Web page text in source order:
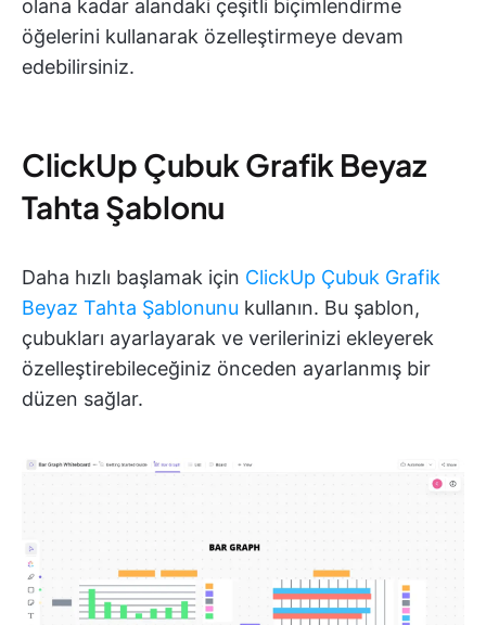
olana kadar alandaki çeşitli biçimlendirme
öğelerini kullanarak özelleştirmeye devam
edebilirsiniz.
ClickUp Çubuk Grafik Beyaz
Tahta Şablonu
Daha hızlı başlamak için ClickUp Çubuk Grafik
Beyaz Tahta Şablonunu kullanın. Bu şablon,
çubukları ayarlayarak ve verilerinizi ekleyerek
özelleştirebileceğiniz önceden ayarlanmış bir
düzen sağlar.